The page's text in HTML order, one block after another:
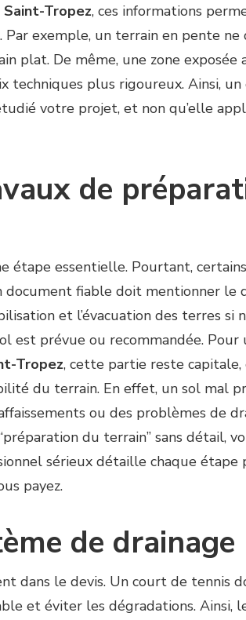
Tropez, ces informations
exemple, un terrain en pente ne
plat. De même, une zone exposée
techniques plus rigoureux. Ainsi, un
votre projet, et non qu’elle
de
étape essentielle. Pourtant,
fiable doit mentionner le
et l’évacuation des terres si
est prévue ou recommandée. Pour
Tropez, cette partie reste capitale,
du terrain. En effet, un sol mal
ou des problèmes de
du terrain” sans détail,
sérieux détaille chaque étape
payez.
de drainage
dans le devis. Un court de tennis
et éviter les dégradations. Ainsi,